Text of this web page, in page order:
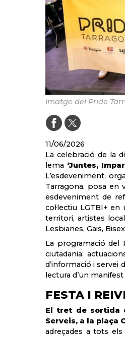
Imatge del Pride
11/06/2026
La celebració de la
lema ‘Juntes,
L’esdeveniment,
Tarragona, posa en
esdeveniment de
col·lectiu LGTBI+
territori, artistes
Lesbianes, Gais,
La programació del
ciutadania:
d’informació i servei
lectura d’un
FESTA I
El tret de sortida
Serveis, a la plaça
adreçades a tots